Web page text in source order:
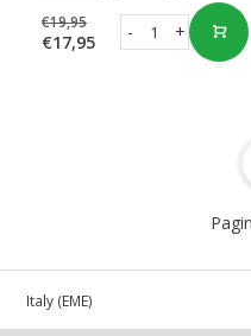
€19,95
€17,95 +
-
in Italy (EME)